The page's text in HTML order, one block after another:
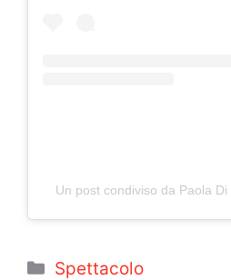
Un post condiviso da Paola
Categorie
Spettacolo